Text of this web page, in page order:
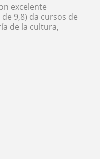
excelente
9,8) da cursos de
de la cultura,